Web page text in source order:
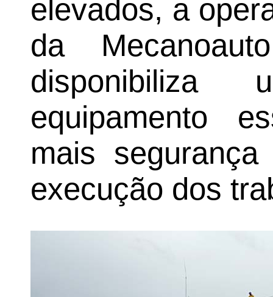
elevados, a
da
disponibiliza
equipamento
mais
execução dos